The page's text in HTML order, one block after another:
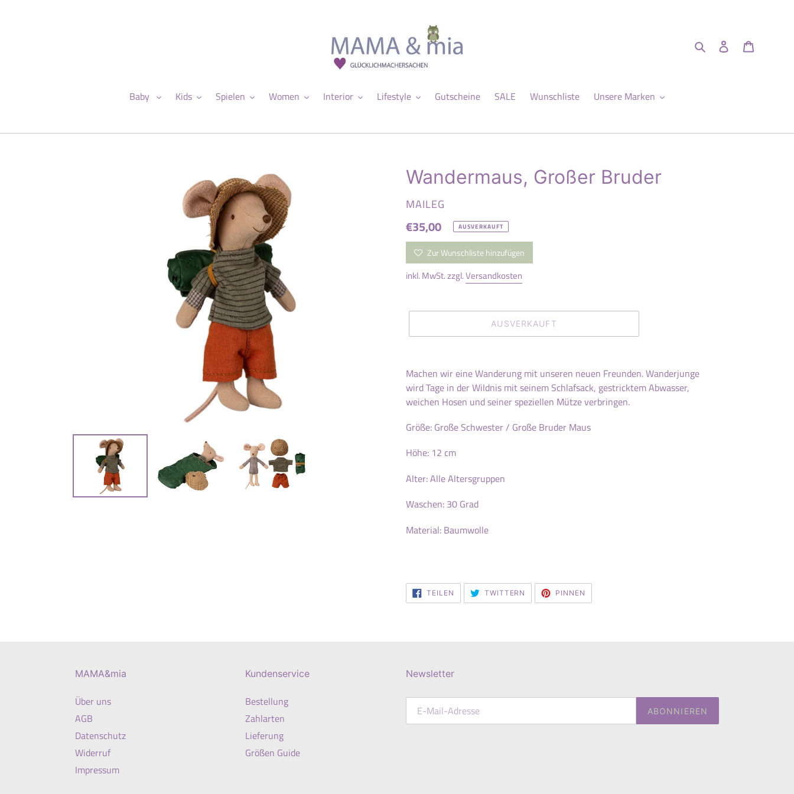
Suchen Einloggen
Baby Kids Spielen Women Interior Lifestyle Gutscheine SALE Wunschliste Unsere Marken
Wandermaus, Großer Bruder
VERKÄUFER
MAILEG
Normaler
Preis
€35,00 AUSVERKAUFT
Zur Wunschliste hinzufügen
inkl. MwSt. zzgl.Versandkosten
AUSVERKAUFT
wird
zum
Warenkorb
Machen wir eine Wanderung mit unseren neuen Freunden. Wanderjunge
wird Tage in der Wildnis mit seinem Schlafsack, gestricktem Abwasser,
weichen Hosen und seiner speziellen Mütze verbringen.
Größe: Große Schwester / Große Bruder Maus
Höhe: 12 cm
Alter: Alle Altersgruppen
Waschen: 30 Grad
Material: Baumwolle
TEILEN
FACEBOOK
TEILEN
TWITTERN
TWITTER
TWITTERN
PINNEN
PINNEN
MAMA&mia
Über uns
AGB
Datenschutz
Widerruf
Impressum
Kundenservice
Bestellung
Zahlarten
Lieferung
Größen Guide
Newsletter
ABONNIEREN